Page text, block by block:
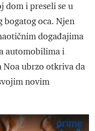
dom i preseli se u
bogatog oca. Njen
događajima
automobilima i
ubrzo otkriva da
novim